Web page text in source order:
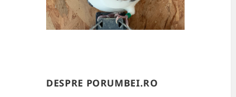
DESPRE PORUMBEI.RO